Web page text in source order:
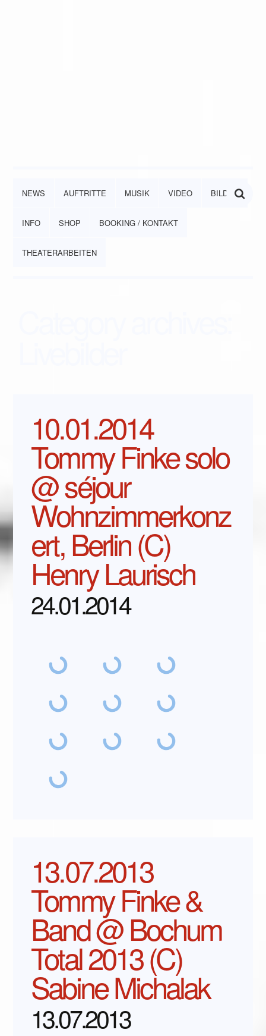
NEWS AUFTRITTE MUSIK VIDEO BILDER
INFO SHOP BOOKING / KONTAKT
THEATERARBEITEN
10.01.2014
Tommy Finke solo
@ séjour
Wohnzimmerkonz
ert, Berlin (C)
Henry Laurisch
24.01.2014
13.07.2013
Tommy Finke &
Band @ Bochum
Total 2013 (C)
Sabine Michalak
13.07.2013